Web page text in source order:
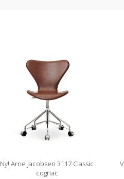
Ny! Arne Jacobsen 3117 Classic
cognac